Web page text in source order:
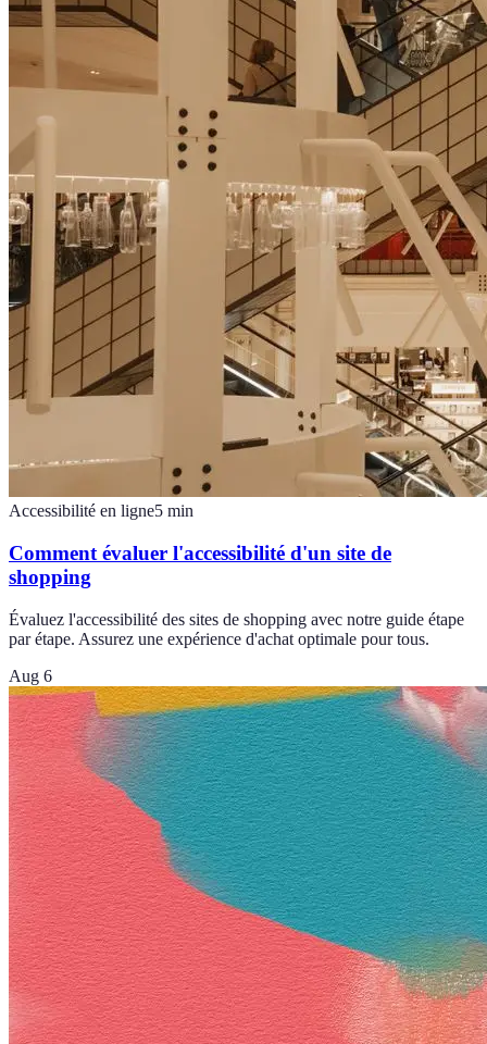
Accessibilité en ligne5 min
Comment évaluer l'accessibilité d'un site de
shopping
Évaluez l'accessibilité des sites de shopping avec notre guide étape
par étape. Assurez une expérience d'achat optimale pour tous.
Aug 6